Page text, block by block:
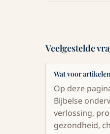
Veelgestelde
Wat voor
Op deze
Bijbelse
verlossing,
gezondheid,